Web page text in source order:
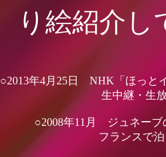
り絵紹介
○2013年4月25日 NHK「ほっと
生中継・生
○2008年11月 ジュネーブ
フランスで